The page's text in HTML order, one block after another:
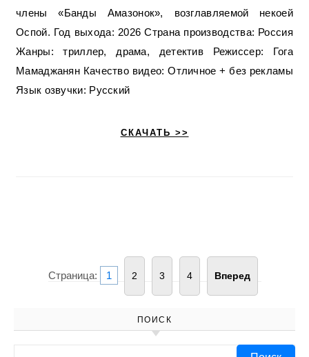
члены «Банды Амазонок», возглавляемой некоей
Оспой. Год выхода: 2026 Страна производства: Россия
Жанры: триллер, драма, детектив Режиссер: Гога
Мамаджанян Качество видео: Отличное + без рекламы
Язык озвучки: Русский
СКАЧАТЬ >>
Страница: 1 2 3 4 Вперед
ПОИСК